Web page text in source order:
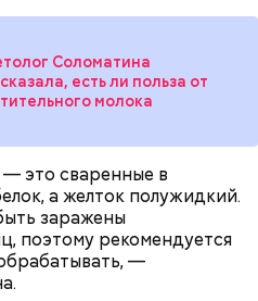
Соломатина
есть ли польза от
молока
это сваренные в
а желток полужидкий.
заражены
поэтому рекомендуется
—
С одной стороны — это
энергию. Но важно
не нужно сильно
арбузами, людям с
весом, —